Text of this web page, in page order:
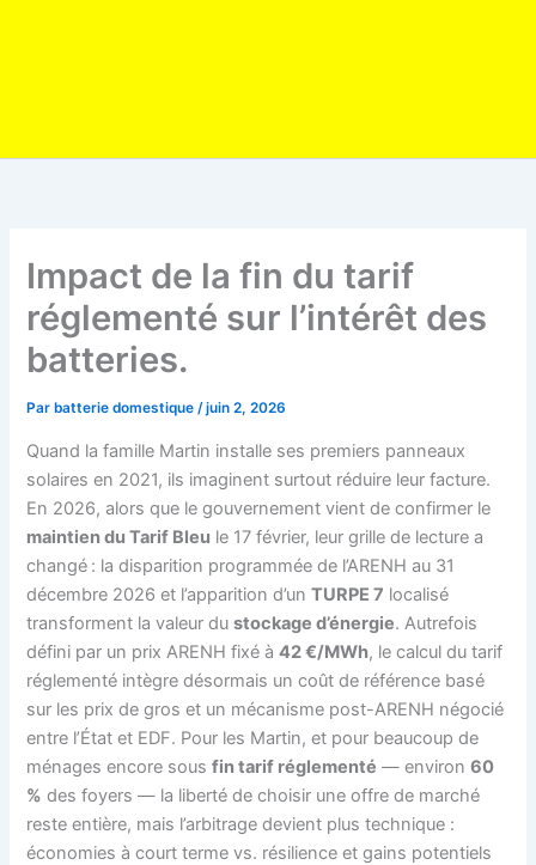
Impact de la fin du tarif
réglementé sur l’intérêt des
batteries.
Par batterie domestique/juin 2, 2026
Quand la famille Martin installe ses premiers panneaux
solaires en 2021, ils imaginent surtout réduire leur facture.
En 2026, alors que le gouvernement vient de confirmer le
maintien du Tarif Bleu le 17 février, leur grille de lecture a
changé : la disparition programmée de l’ARENH au 31
décembre 2026 et l’apparition d’unTURPE 7 localisé
transforment la valeur dustockage d’énergie. Autrefois
défini par un prix ARENH fixé à42 €/MWh, le calcul du tarif
réglementé intègre désormais un coût de référence basé
sur les prix de gros et un mécanisme post-ARENH négocié
entre l’État et EDF. Pour les Martin, et pour beaucoup de
ménages encore sousfin tarif réglementé — environ60
% des foyers — la liberté de choisir une offre de marché
reste entière, mais l’arbitrage devient plus technique :
économies à court terme vs. résilience et gains potentiels